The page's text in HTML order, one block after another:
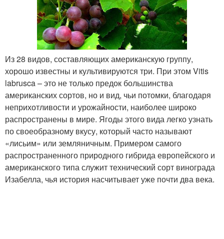
Из 28 видов, составляющих американскую группу,
хорошо известны и культивируются три. При этом Vitis
labrusca – это не только предок большинства
американских сортов, но и вид, чьи потомки, благодаря
неприхотливости и урожайности, наиболее широко
распространены в мире. Ягоды этого вида легко узнать
по своеобразному вкусу, который часто называют
«лисьим» или земляничным. Примером самого
распространенного природного гибрида европейского и
американского типа служит технический сорт винограда
Изабелла, чья история насчитывает уже почти два века.